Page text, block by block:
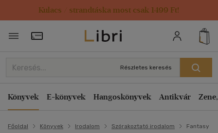
Kulacs / strandtáska most csak 1499 Ft!
Törzsvásárlói Kártya adatai
Részletes keresés
Könyvek E-könyvek Hangoskönyvek Antikvár
Főoldal Könyvek Irodalom Szórakoztató irodalom Fantasy